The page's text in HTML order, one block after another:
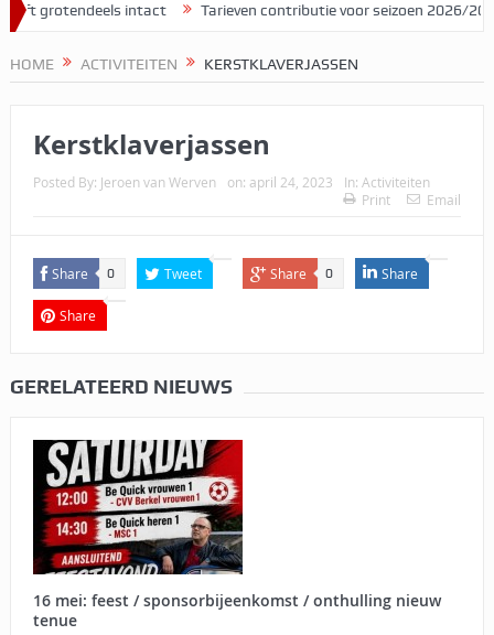
intact Tarieven contributie voor seizoen 2026/2027
HOME ACTIVITEITEN KERSTKLAVERJASSEN
Kerstklaverjassen
Posted By: Jeroen van Werven on: april 24, 2023 In: Activiteiten
Print
Email
Share 0 Tweet Share 0 Share
Share
GERELATEERD NIEUWS
16 mei: feest / sponsorbijeenkomst / onthulling nieuw
tenue